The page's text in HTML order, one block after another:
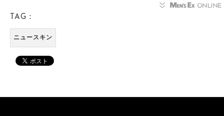
TAG：
ニュースキン